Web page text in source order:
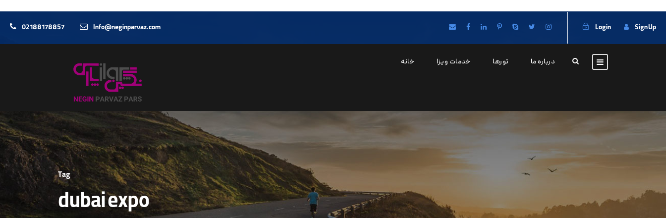
02188178857 Info@neginparvaz.com Login Sign Up
خانه خدمات ویزا تورها درباره ما
Tag
dubai expo